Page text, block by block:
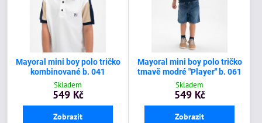
Mayoral mini boy polo tričko
kombinované b. 041
Skladem
549 Kč
Zobrazit
Mayoral mini boy polo tričko
tmavě modré "Player" b. 061
Skladem
549 Kč
Zobrazit